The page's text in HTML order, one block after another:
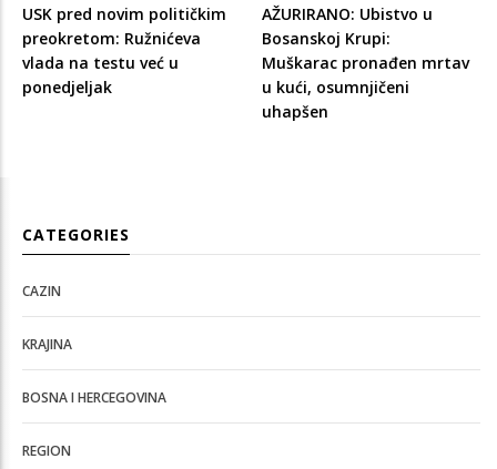
USK pred novim političkim
preokretom: Ružnićeva
vlada na testu već u
ponedjeljak
AŽURIRANO: Ubistvo u
Bosanskoj Krupi:
Muškarac pronađen mrtav
u kući, osumnjičeni
uhapšen
CATEGORIES
CAZIN
KRAJINA
BOSNA I HERCEGOVINA
REGION